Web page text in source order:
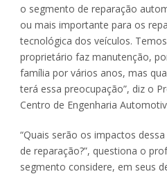
o segmento de reparação
ou mais importante para os
tecnológica dos veículos.
proprietário faz manutenção,
família por vários anos, mas
terá essa preocupação”, diz o
Centro de Engenharia
“Quais serão os impactos
de reparação?”, questiona o
segmento considere, em seus